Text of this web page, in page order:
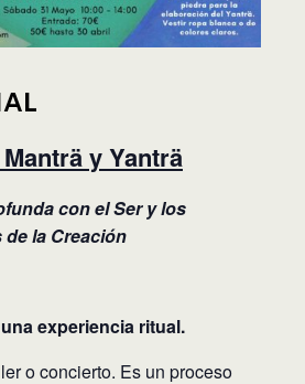
y Yanträ
con el Ser y los
la Creación
experiencia ritual.
o concierto. Es un proceso